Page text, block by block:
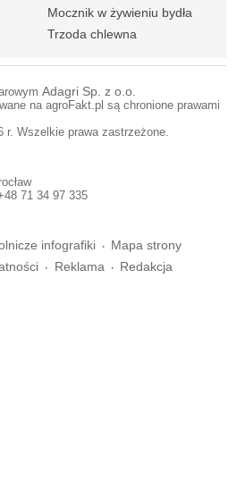
Mocznik w żywieniu bydła
Trzoda chlewna
Adagri Sp. z o.o.
na agroFakt.pl są chronione prawami
r. Wszelkie prawa zastrzeżone.
71 34 97 335
infografiki
Mapa strony
Reklama Redakcja